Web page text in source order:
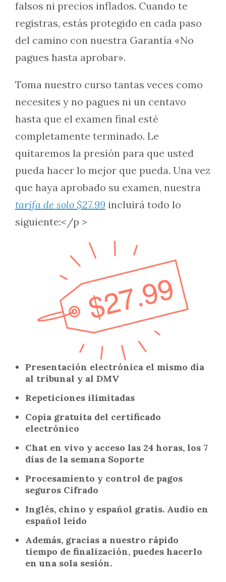
falsos ni precios inflados. Cuando te
registras, estás protegido en cada paso
del camino con nuestra Garantía «No
pagues hasta aprobar».
Toma nuestro curso tantas veces como
necesites y no pagues ni un centavo
hasta que el examen final esté
completamente terminado. Le
quitaremos la presión para que usted
pueda hacer lo mejor que pueda. Una vez
que haya aprobado su examen, nuestra
tarifa de solo $27.99 incluirá todo lo
siguiente:</p >
Presentación electrónica el mismo día
al tribunal y al DMV
Repeticiones ilimitadas
Copia gratuita del certificado
electrónico
Chat en vivo y acceso las 24 horas, los 7
días de la semana Soporte
Procesamiento y control de pagos
seguros Cifrado
Inglés, chino y español gratis. Audio en
español leído
Además, gracias a nuestro rápido
tiempo de finalización, puedes hacerlo
en una sola sesión.